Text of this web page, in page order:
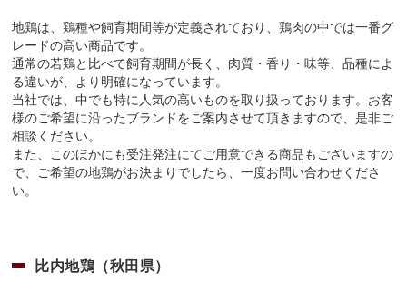
地鶏は、鶏種や飼育期間等が定義されており、鶏肉の中では一番グ
レードの高い商品です。
通常の若鶏と比べて飼育期間が長く、肉質・香り・味等、品種によ
る違いが、より明確になっています。
当社では、中でも特に人気の高いものを取り扱っております。お客
様のご希望に沿ったブランドをご案内させて頂きますので、是非ご
相談ください。
また、このほかにも受注発注にてご用意できる商品もございますの
で、ご希望の地鶏がお決まりでしたら、一度お問い合わせくださ
い。
比内地鶏（秋田県）